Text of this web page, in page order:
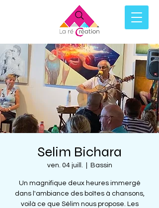
Selim Bichara
ven. 04 juill. Bassin
Un magnifique deux heures immergé
dans l'ambiance des boîtes à chansons,
voilà ce que Sélim nous propose. Les